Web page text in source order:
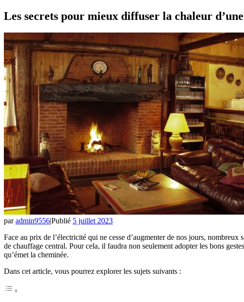
Les secrets pour mieux diffuser la chaleur
paradmin9556|Publié 5 juillet 2023
Face au prix de l’électricité qui ne cesse d’augmenter de nos jours,
de chauffage central. Pour cela, il faudra non seulement adopter les bons
qu’émet la cheminée.
Dans cet article, vous pourrez explorer les sujets suivants :